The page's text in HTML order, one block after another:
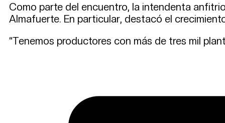
Como parte del encuentro, la intendenta
Almafuerte. En particular, destacó el
“Tenemos productores con más de tres mil